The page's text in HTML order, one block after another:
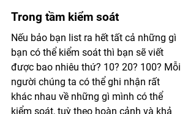
Trong tầm kiểm soát
Nếu bảo bạn list ra hết tất cả những gì
bạn có thể kiểm soát thì bạn sẽ viết
được bao nhiêu thứ? 10? 20? 100? Mỗi
người chúng ta có thể ghi nhận rất
khác nhau về những gì mình có thể
kiểm soát, tuỳ theo hoàn cảnh và khả